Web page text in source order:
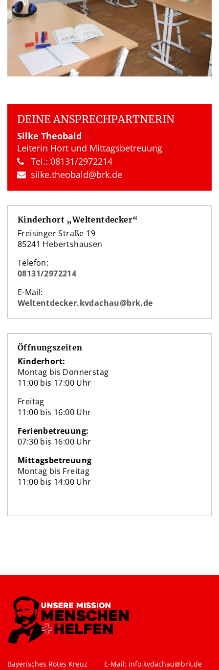
DEINE ANSPRECH­PARTNERIN
Silke Theobald
Leiterin Hort und Mittagsbetreuung
Tel.: 08131/2972214
silke.​theobald​@brk.​de
Kinder­hort „Welt­ent­decker“
Freisinger Straße 19
85241 Heberts­hausen
Telefon:
08131/2972214
E-Mail:
Weltentdecker.kvdachau@brk.de
Öffnungszeiten
Kinderhort:
Montag bis Donnerstag
11:00 bis 17:00 Uhr
Freitag
11:00 bis 16:00 Uhr
Ferien­betreuung:
07:30 bis 16:00 Uhr
Mittags­betreuung
Montag bis Freitag
11:00 bis 14:00 Uhr
Bayerisches Rotes Kreuz
E-Mail: info.kvdachau@brk.de